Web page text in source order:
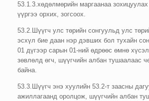
53.1.3.хөдөлмөрийн маргаанаа
үүргээ орхих, зогсоох.
53.2.Шүүгч улс төрийн сонгуульд улс
эсхүл бие даан нэр дэвших бол тухайн
01 дүгээр сарын 01-ний өдрөөс өмнө
зөвлөлд өгч, шүүгчийн албан тушаалаас
байна.
53.3.Шүүгч энэ хуулийн 53.2-т заасны
ажиллагаанд оролцож, шүүгчийн албан